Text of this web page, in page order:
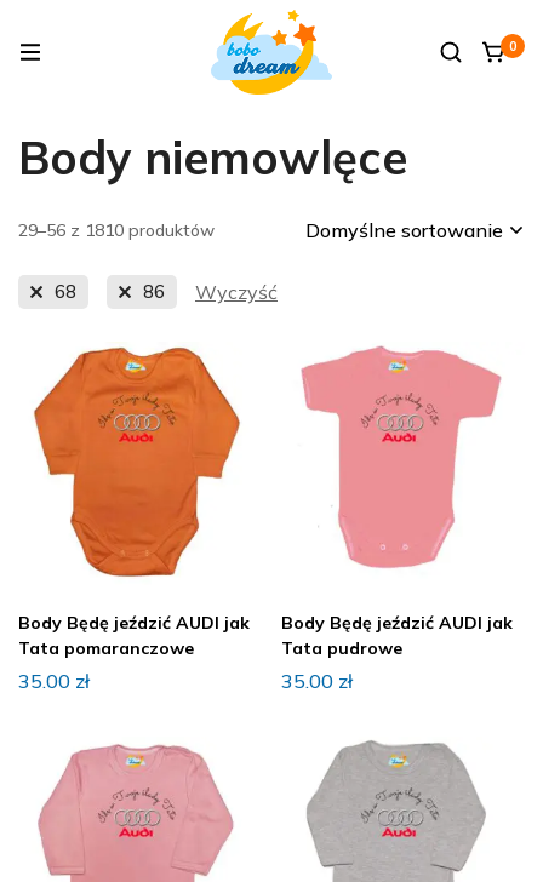
0
Body niemowlęce
29–56 z 1810 produktów Domyślne sortowanie
68 86 Wyczyść
Body Będę jeździć AUDI jak
Tata pomaranczowe
35.00 zł
Body Będę jeździć AUDI jak
Tata pudrowe
35.00 zł